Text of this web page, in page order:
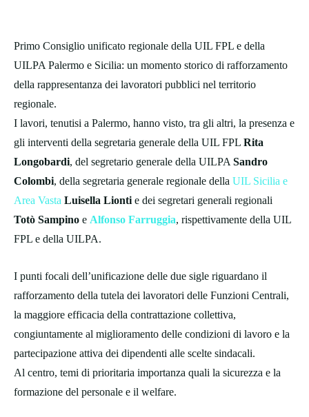
Primo Consiglio unificato regionale della UIL FPL e della
UILPA Palermo e Sicilia: un momento storico di rafforzamento
della rappresentanza dei lavoratori pubblici nel territorio
regionale.
I lavori, tenutisi a Palermo, hanno visto, tra gli altri, la presenza e
gli interventi della segretaria generale della UIL FPL Rita
Longobardi, del segretario generale della UILPA Sandro
Colombi, della segretaria generale regionale della UIL Sicilia e
Area Vasta Luisella Lionti e dei segretari generali regionali
Totò Sampino e Alfonso Farruggia, rispettivamente della UIL
FPL e della UILPA.
I punti focali dell’unificazione delle due sigle riguardano il
rafforzamento della tutela dei lavoratori delle Funzioni Centrali,
la maggiore efficacia della contrattazione collettiva,
congiuntamente al miglioramento delle condizioni di lavoro e la
partecipazione attiva dei dipendenti alle scelte sindacali.
Al centro, temi di prioritaria importanza quali la sicurezza e la
formazione del personale e il welfare.